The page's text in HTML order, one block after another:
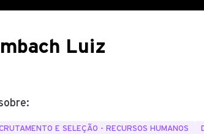
Luiz
E SELEÇÃO - RECURSOS HUMANOS